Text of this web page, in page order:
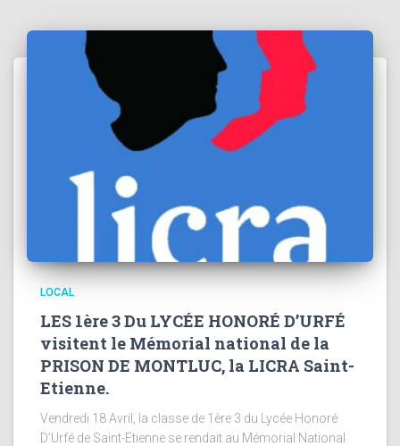
LOCAL
LES 1ère 3 Du LYCÉE HONORÉ D’URFÉ
visitent le Mémorial national de la
PRISON DE MONTLUC, la LICRA Saint-
Etienne.
Vendredi 18 Avril, la classe de 1ère 3 du Lycée Honoré
D’Urfé de Saint-Etienne se rendait au Mémorial National